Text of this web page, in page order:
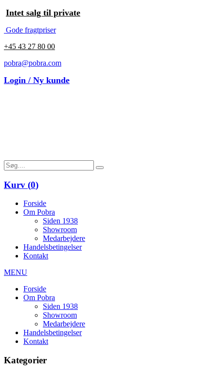
Intet salg til private
Gode fragtpriser
+45 43 27 80 00
pobra@pobra.com
Login / Ny kunde
Kurv (0)
Forside
Om Pobra
Siden 1938
Showroom
Medarbejdere
Handelsbetingelser
Kontakt
MENU
Forside
Om Pobra
Siden 1938
Showroom
Medarbejdere
Handelsbetingelser
Kontakt
Kategorier